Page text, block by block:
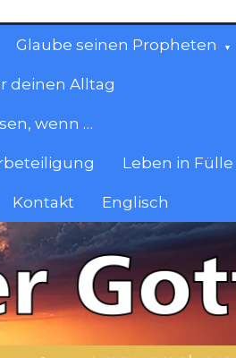
Glaube seinen Propheten
deinen Alltag
wenn …
Leben in Fülle
Kontakt Englisch